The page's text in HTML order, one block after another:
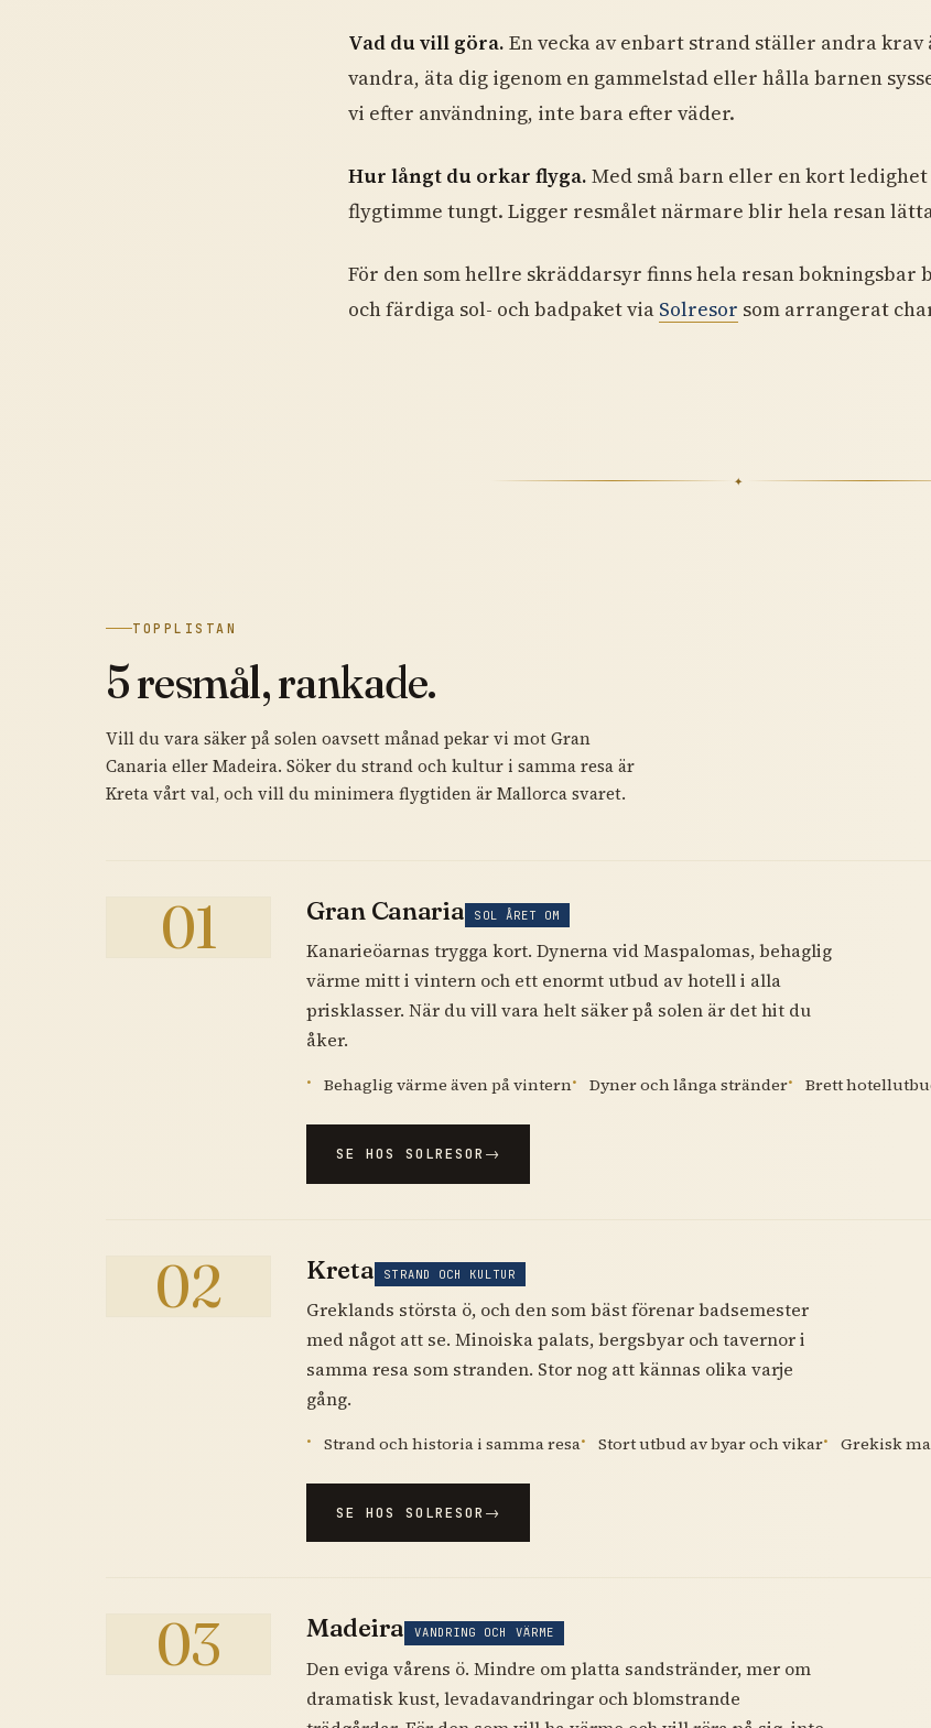
Vad du vill göra. En vecka av enbart strand ställer andra krav
vandra, äta dig igenom en gammelstad eller hålla barnen
vi efter användning, inte bara efter väder.
Hur långt du orkar flyga. Med små barn eller en kort
flygtimme tungt. Ligger resmålet närmare blir hela resan
För den som hellre skräddarsyr finns hela resan bokningsbar
och färdiga sol- och badpaket via Solresor som arrangerat
✦
TOPPLISTAN
5 resmål, rankade.
Vill du vara säker på solen oavsett månad pekar vi mot Gran
Canaria eller Madeira. Söker du strand och kultur i samma resa är
Kreta vårt val, och vill du minimera flygtiden är Mallorca svaret.
01 Gran Canaria SOL ÅRET OM
Kanarieöarnas trygga kort. Dynerna vid Maspalomas, behaglig
värme mitt i vintern och ett enormt utbud av hotell i alla
prisklasser. När du vill vara helt säker på solen är det hit du
åker.
Behaglig värme även på vintern Dyner och långa stränder Brett
SE HOS SOLRESOR
02 Kreta STRAND OCH KULTUR
Greklands största ö, och den som bäst förenar badsemester
med något att se. Minoiska palats, bergsbyar och tavernor i
samma resa som stranden. Stor nog att kännas olika varje
gång.
Strand och historia i samma resa Stort utbud av byar och vikar Grekisk
SE HOS SOLRESOR
03 Madeira VANDRING OCH VÄRME
Den eviga vårens ö. Mindre om platta sandstränder, mer om
dramatisk kust, levadavandringar och blomstrande